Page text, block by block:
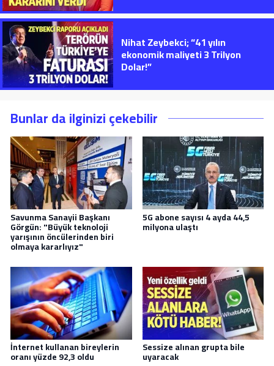
Nihat Zeybekci; “41 yılın
ekonomik maliyeti 3 Trilyon
Dolar!”
Bunlar da ilginizi çekebilir
Savunma Sanayii Başkanı
Görgün: "Büyük teknoloji
yarışının öncülerinden biri
olmaya kararlıyız"
5G abone sayısı 4 ayda 44,5
milyona ulaştı
İnternet kullanan bireylerin
oranı yüzde 92,3 oldu
Sessize alınan grupta bile
uyaracak